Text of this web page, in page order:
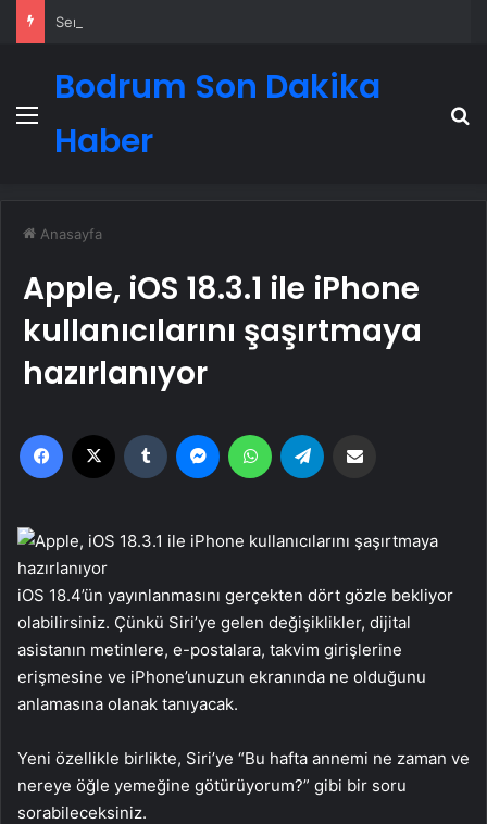
Menü
Bodrum Son Dakika
Haber
Anasayfa
Apple, iOS 18.3.1 ile iPhone
kullanıcılarını şaşırtmaya
hazırlanıyor
Facebook Tumblr MessengerWhatsApp
iOS 18.4’ün yayınlanmasını gerçekten dört gözle bekliyor
olabilirsiniz. Çünkü Siri’ye gelen değişiklikler, dijital
asistanın metinlere, e-postalara, takvim girişlerine
erişmesine ve iPhone’unuzun ekranında ne olduğunu
anlamasına olanak tanıyacak.
Yeni özellikle birlikte, Siri’ye “Bu hafta annemi ne zaman ve
nereye öğle yemeğine götürüyorum?” gibi bir soru
sorabileceksiniz.